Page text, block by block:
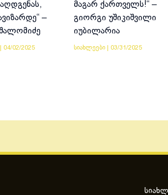
–
04/02/2025
მაგარ ქართველს!“ –
გიორგი უშიკიშვილი
იუბილარია
სიახლეები |03/31/2025